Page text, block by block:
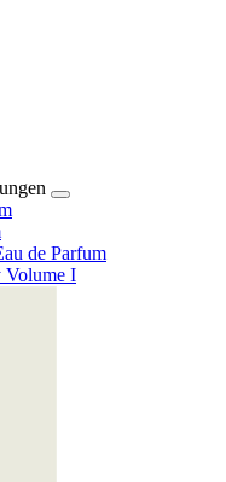
de Parfum
Volume I